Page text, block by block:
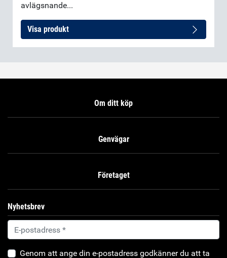
avlägsnande...
Visa produkt
Om ditt köp
Genvägar
Företaget
Nyhetsbrev
Genom att ange din e-postadress godkänner du att ta